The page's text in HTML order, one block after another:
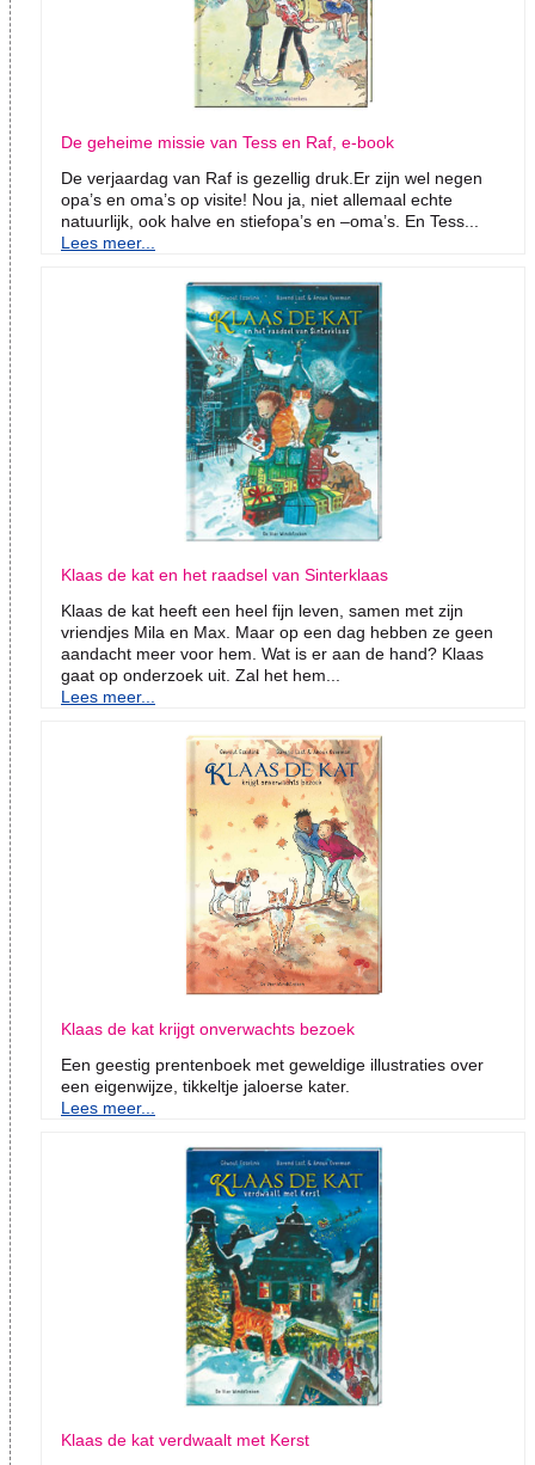
De geheime missie van Tess en Raf, e-book
De verjaardag van Raf is gezellig druk.Er zijn wel negen
opa’s en oma’s op visite! Nou ja, niet allemaal echte
natuurlijk, ook halve en stiefopa’s en –oma’s. En Tess...
Lees meer...
Klaas de kat en het raadsel van Sinterklaas
Klaas de kat heeft een heel fijn leven, samen met zijn
vriendjes Mila en Max. Maar op een dag hebben ze geen
aandacht meer voor hem. Wat is er aan de hand? Klaas
gaat op onderzoek uit. Zal het hem...
Lees meer...
Klaas de kat krijgt onverwachts bezoek
Een geestig prentenboek met geweldige illustraties over
een eigenwijze, tikkeltje jaloerse kater.
Lees meer...
Klaas de kat verdwaalt met Kerst